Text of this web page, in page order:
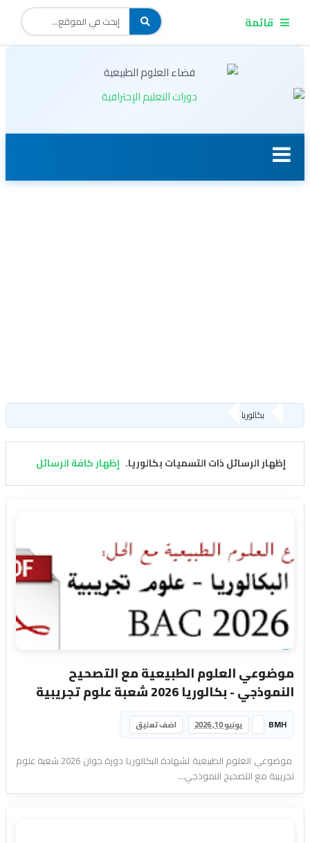
قائمة
بكالوريا
‏إظهار الرسائل ذات التسمياتبكالوريا. إظهار كافة الرسائل
موضوعي العلوم الطبيعية مع التصحيح
النموذجي - بكالوريا 2026 شعبة علوم تجريبية
BMH يونيو 10, 2026 اضف تعليق
موضوعي العلوم الطبيعية لشهادة البكالوريا دورة جوان 2026 شعبة علوم
تجريبية مع التصحيح النموذجي...